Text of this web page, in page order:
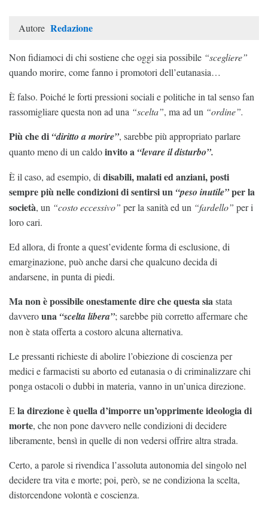
Autore Redazione
Non fidiamoci di chi sostiene che oggi sia possibile “scegliere”
quando morire, come fanno i promotori dell’eutanasia…
È falso. Poiché le forti pressioni sociali e politiche in tal senso fan
rassomigliare questa non ad una “scelta”, ma ad un “ordine”.
Più che di “diritto a morire”, sarebbe più appropriato parlare
quanto meno di un caldoinvito a “levare il disturbo”.
È il caso, ad esempio, di disabili, malati ed anziani, posti
sempre più nelle condizioni di sentirsi un “peso inutile”per la
società, un “costo eccessivo” per la sanità ed un “fardello” per i
loro cari.
Ed allora, di fronte a quest’evidente forma di esclusione, di
emarginazione, può anche darsi che qualcuno decida di
andarsene, in punta di piedi.
Ma non è possibile onestamente dire che questa siastata
davverouna “scelta libera”; sarebbe più corretto affermare che
non è stata offerta a costoro alcuna alternativa.
Le pressanti richieste di abolire l’obiezione di coscienza per
medici e farmacisti su aborto ed eutanasia o di criminalizzare chi
ponga ostacoli o dubbi in materia, vanno in un’unica direzione.
Ela direzione è quella d’imporre un’opprimente ideologia di
morte, che non pone davvero nelle condizioni di decidere
liberamente, bensì in quelle di non vedersi offrire altra strada.
Certo, a parole si rivendica l’assoluta autonomia del singolo nel
decidere tra vita e morte; poi, però, se ne condiziona la scelta,
distorcendone volontà e coscienza.